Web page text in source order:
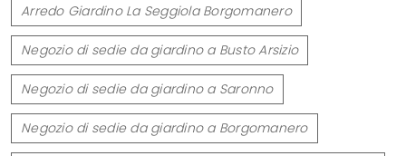
Arredo Giardino La Seggiola Borgomanero
Negozio di sedie da giardino a Busto Arsizio
Negozio di sedie da giardino a Saronno
Negozio di sedie da giardino a Borgomanero